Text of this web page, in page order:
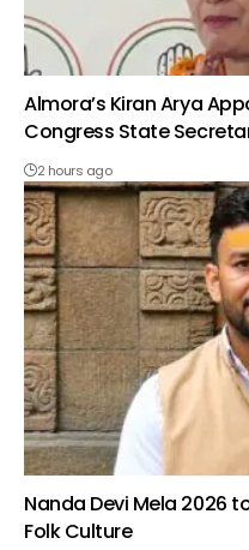
Almora’s Kiran Arya
Congress State
2 hours ago
Nanda Devi Mela 2026
Folk Culture